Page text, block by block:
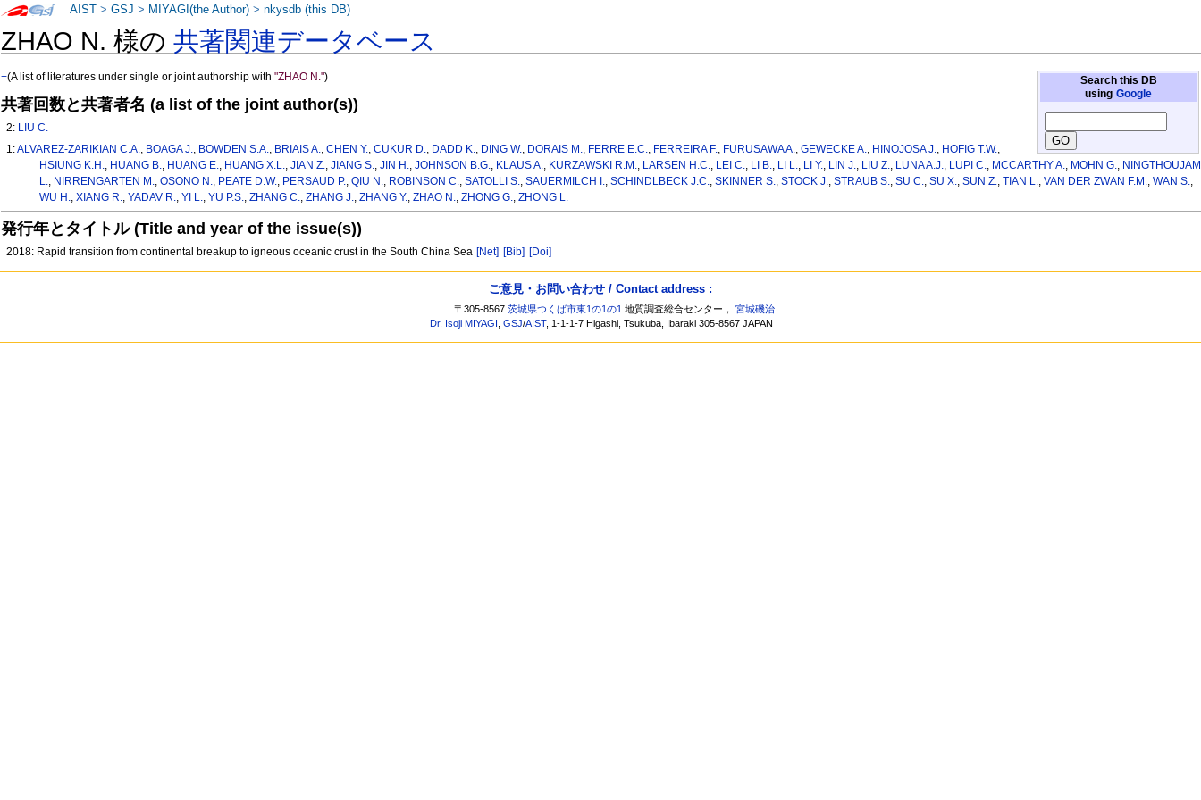
ZHAO N. 様の共著関連データベース
Search this DB
using Google
+(A list of literatures under single or joint authorship with"ZHAO N.")
共著回数と共著者名 (a list of the joint author(s))
2: LIU C.
1:ALVAREZ-ZARIKIAN C.A., BOAGA J., BOWDEN S.A., BRIAIS A.,CHEN Y.,CUKUR D., DADD K., DING W., DORAIS M., FERRE E.C., FERREIRA F., FURUSAWA A.,GEWECKE A., HINOJOSA J., HOFIG T.W.,
HSIUNG K.H., HUANG B., HUANG E., HUANG X.L., JIAN Z., JIANG S., JIN H., JOHNSON B.G., KLAUS A., KURZAWSKI R.M., LARSEN H.C., LEI C., LI B., LI L., LI Y., LIN J., LIU Z., LUNA A.J., LUPI C., MCCARTHY A., MOHN G., NINGTHOUJAM
L., NIRRENGARTEN M., OSONO N., PEATE D.W., PERSAUD P., QIU N., ROBINSON C., SATOLLI S., SAUERMILCH I., SCHINDLBECK J.C., SKINNER S., STOCK J., STRAUB S., SU C., SU X., SUN Z., TIAN L., VAN DER ZWAN F.M., WAN S.,
WU H., XIANG R., YADAV R., YI L., YU P.S., ZHANG C., ZHANG J., ZHANG Y., ZHAO N., ZHONG G., ZHONG L.
発行年とタイトル (Title and year of the issue(s))
2018: Rapid transition from continental breakup to igneous oceanic crust in the South China Sea [Net] [Bib] [Doi]
AIST >GSJ > MIYAGI(the Author) >nkysdb (this DB)
ご意見・お問い合わせ / Contact address :
〒305-8567茨城県つくば市東1の1の1 地質調査総合センター，宮城磯治
Dr. Isoji MIYAGI ,GSJ/AIST, 1-1-1-7 Higashi, Tsukuba, Ibaraki 305-8567 JAPAN